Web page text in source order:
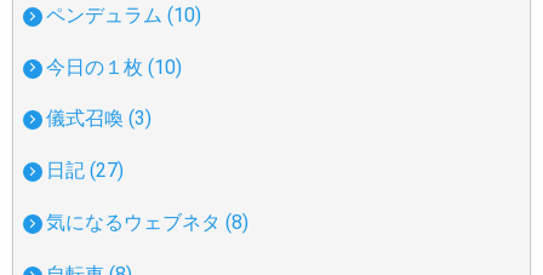
ペンデュラム (10)
今日の１枚 (10)
儀式召喚 (3)
日記 (27)
気になるウェブネタ (8)